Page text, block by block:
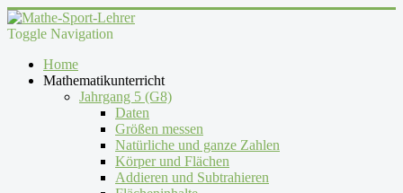
Toggle Navigation
Home
Mathematikunterricht
Jahrgang 5 (G8)
Daten
Größen messen
Natürliche und ganze Zahlen
Körper und Flächen
Addieren und Subtrahieren